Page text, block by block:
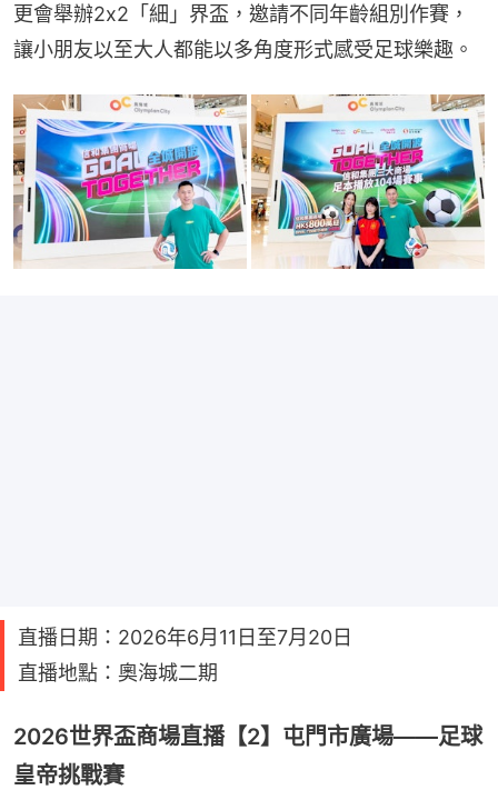
更會舉辦2x2「細」界盃，邀請不同年齡組別作賽，
讓小朋友以至大人都能以多角度形式感受足球樂趣。
直播日期：2026年6月11日至7月20日
直播地點：奧海城二期
2026世界盃商場直播【2】屯門市廣場——足球
皇帝挑戰賽